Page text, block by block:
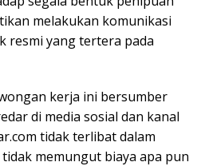
melakukan komunikasi
resmi yang tertera pada
kerja ini bersumber
di media sosial dan kanal
tidak terlibat dalam
memungut biaya apa pun